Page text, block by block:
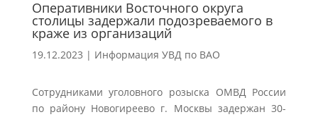
Оперативники Восточного округа
столицы задержали подозреваемого в
краже из организаций
19.12.2023 | Информация УВД по ВАО
Сотрудниками уголовного розыска ОМВД России
по району Новогиреево г. Москвы задержан 30-